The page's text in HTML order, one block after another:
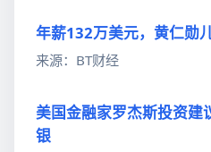
年薪132万美元，黄仁勋
来源：BT财经
美国金融家罗杰斯投资建
银